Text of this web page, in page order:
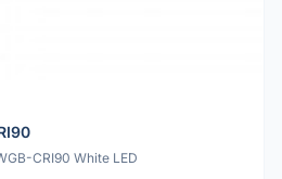
CRI90 White LED